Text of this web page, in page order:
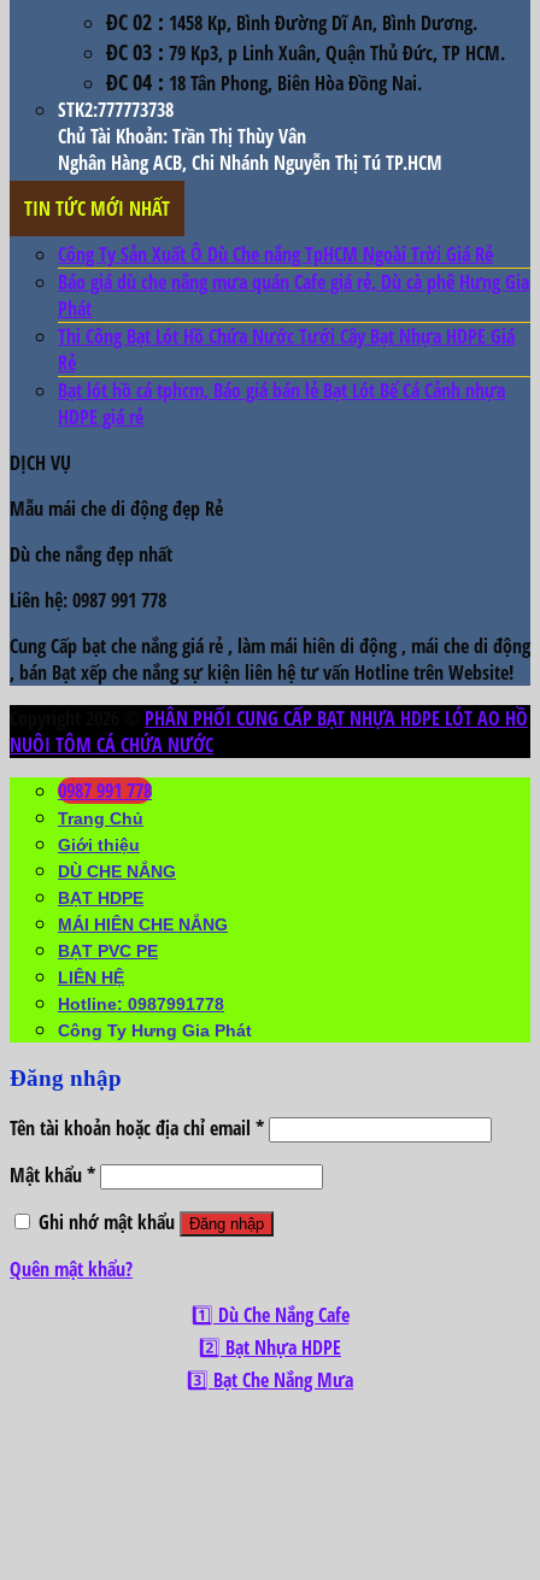
ĐC 02 : 1458 Kp, Bình Đường Dĩ An, Bình Dương.
ĐC 03 : 79 Kp3, p Linh Xuân, Quận Thủ Đức, TP HCM.
ĐC 04 : 18 Tân Phong, Biên Hòa Đồng Nai.
STK2:777773738
Chủ Tài Khoản: Trần Thị Thùy Vân
Nghân Hàng ACB, Chi Nhánh Nguyễn Thị Tú TP.HCM
TIN TỨC MỚI NHẤT
Công Ty Sản Xuất Ô Dù Che nắng TpHCM Ngoài Trời Giá Rẻ
Báo giá dù che nắng mưa quán Cafe giá rẻ, Dù cà phê Hưng Gia
Phát
Thi Công Bạt Lót Hồ Chứa Nước Tưới Cây Bạt Nhựa HDPE Giá
Rẻ
Bạt lót hồ cá tphcm, Báo giá bán lẻ Bạt Lót Bể Cá Cảnh nhựa
HDPE giá rẻ
DỊCH VỤ
Mẫu mái che di động đẹp Rẻ
Dù che nắng đẹp nhất
Liên hệ: 0987 991 778
Cung Cấp bạt che nắng giá rẻ , làm mái hiên di động , mái che di động
, bán Bạt xếp che nắng sự kiện liên hệ tư vấn Hotline trên Website!
PHÂN PHỐI CUNG CẤP BẠT NHỰA HDPE LÓT AO HỒ
NUÔI TÔM CÁ CHỨA NƯỚC
0987 991 778
Trang Chủ
Giới thiệu
DÙ CHE NẮNG
BẠT HDPE
MÁI HIÊN CHE NẮNG
BẠT PVC PE
LIÊN HỆ
Hotline: 0987991778
Công Ty Hưng Gia Phát
Đăng nhập
Tên tài khoản hoặc địa chỉ email *
Mật khẩu*
Ghi nhớ mật khẩu
Đăng nhập
Quên mật khẩu?
1️⃣ Dù Che Nắng Cafe
2️⃣ Bạt Nhựa HDPE
3️⃣ Bạt Che Nắng Mưa